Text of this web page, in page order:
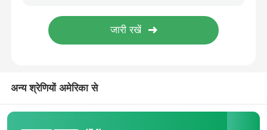
अन्य श्रेणियों अमेरिका से